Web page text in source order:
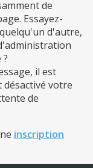
de
Essayez-
d'autre,
il est
votre
de
inscription